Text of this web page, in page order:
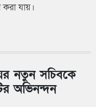
যায়।
নতুন সচিবকে
অভিনন্দন